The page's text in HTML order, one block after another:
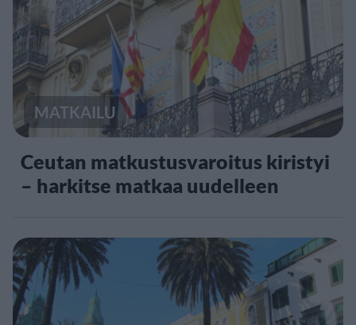
MATKAILU
Ceutan matkustusvaroitus kiristyi
– harkitse matkaa uudelleen